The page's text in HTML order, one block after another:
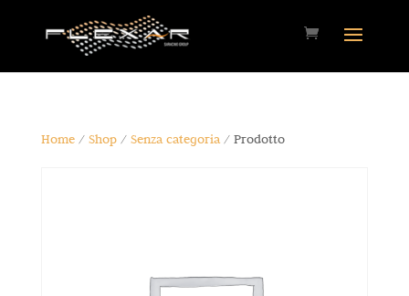
Home/ Shop/ Senza categoria/ Prodotto